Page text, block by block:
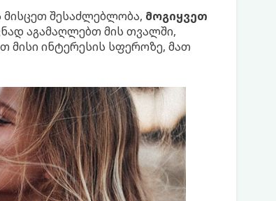
მისცეთ შესაძლებლობა, მოგიყვეთ
აგამაღლებთ მის თვალში,
მისი ინტერესის სფეროზე, მათ